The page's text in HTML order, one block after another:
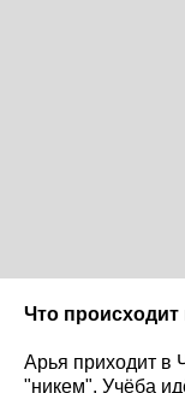
Что
Арья приходит в
"никем". Учёба